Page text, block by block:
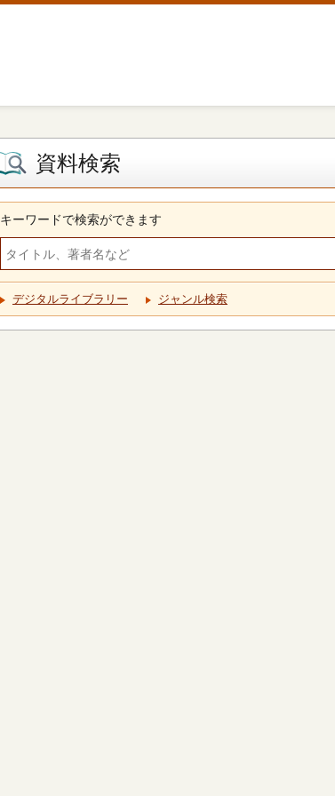
資料検索
キーワードで検索ができます
デジタルライブラリー ジャンル検索